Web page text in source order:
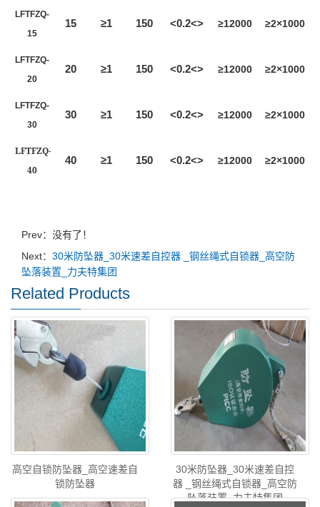
LFTFZQ-
15
15 ≥1 150 <0.2<> ≥12000 ≥2×1000
LFTFZQ-
20
20 ≥1 150 <0.2<> ≥12000 ≥2×1000
LFTFZQ-
30
30 ≥1 150 <0.2<> ≥12000 ≥2×1000
LFTFZQ-
40
40 ≥1 150 <0.2<> ≥12000 ≥2×1000
Prev：没有了！
Next： 30米防坠器_30米速差自控器 _钢丝绳式自锁器_高空防
坠落装置_力夫特集团
Related Products
高空自锁防坠器_高空速差自
锁防坠器
30米防坠器_30米速差自控
器 _钢丝绳式自锁器_高空防
坠落装置_力夫特集团